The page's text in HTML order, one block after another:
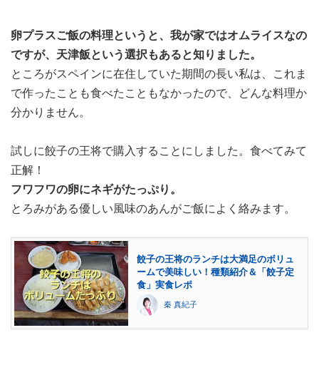
卵プラスご飯の料理というと、我が家ではオムライスなの
ですが、天津飯という選択もあると知りました。
ところがスペインに在住していた期間の長い私は、これま
で作ったことも食べたこともなかったので、どんな料理か
分かりません。
試しに餃子の王将で購入することにしました。食べてみて
正解！
フワフワの卵にネギがたっぷり。
とろみがある優しい風味のあんがご飯によく絡みます。
餃子の王将のランチは大満足のボリュ
ームで美味しい！種類紹介＆「餃子定
食」実食レポ
秦 真紀子